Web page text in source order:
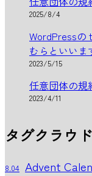
2025/8/4
WordPressの
むらといいま
2023/5/15
任意団体の規
2023/4/11
タグクラウド
8.04 Advent